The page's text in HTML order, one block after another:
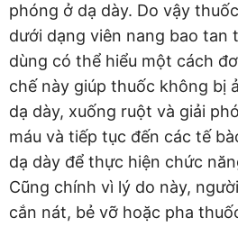
phóng ở dạ dày. Do vậy
dưới dạng viên nang bao tan
dùng có thể hiểu một cách
chế này giúp thuốc không bị
dạ dày, xuống ruột và giải
máu và tiếp tục đến các tế
dạ dày để thực hiện chức
Cũng chính vì lý do này,
cắn nát, bẻ vỡ hoặc pha